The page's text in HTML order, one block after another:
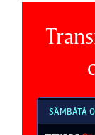
SÂMBĂTĂ